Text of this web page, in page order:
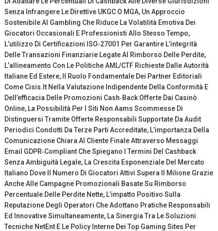
Senza Infrangere Le Direttive UKGC O MGA, Un Approccio
Sostenibile Al Gambling Che Riduce La Volatilità Emotiva Dei
Giocatori Occasionali E Professionisti Allo Stesso Tempo,
L’utilizzo Di Certificazioni ISO‑27001 Per Garantire L’integrità
Delle Transazioni Finanziarie Legate Al Rimborso Delle Perdite,
L’allineamento Con Le Politiche AML/CTF Richieste Dalle Autorità
Italiane Ed Estere, Il Ruolo Fondamentale Dei Partner Editoriali
Come Cisis.It Nella Valutazione Indipendente Della Conformità E
Dell’efficacia Delle Promozioni Cash‑back Offerte Dai Casinò
Online, La Possibilità Per I Siti Non Aams Scommesse Di
Distinguersi Tramite Offerte Responsabili Supportate Da Audit
Periodici Condotti Da Terze Parti Accreditate, L’importanza Della
Comunicazione Chiara Al Cliente Finale Attraverso Messaggi
Email GDPR‑compliant Che Spiegano I Termini Del Cashback
Senza Ambiguità Legale, La Crescita Esponenziale Del Mercato
Italiano Dove Il Numero Di Giocatori Attivi Supera Il Milione Grazie
Anche Alle Campagne Promozionali Basate Su Rimborso
Percentuale Delle Perdite Nette, L’impatto Positivo Sulla
Reputazione Degli Operatori Che Adottano Pratiche Responsabili
Ed Innovative Simultaneamente, La Sinergia Tra Le Soluzioni
Tecniche NetEnt E Le Policy Interne Dei Top Gaming Sites Per